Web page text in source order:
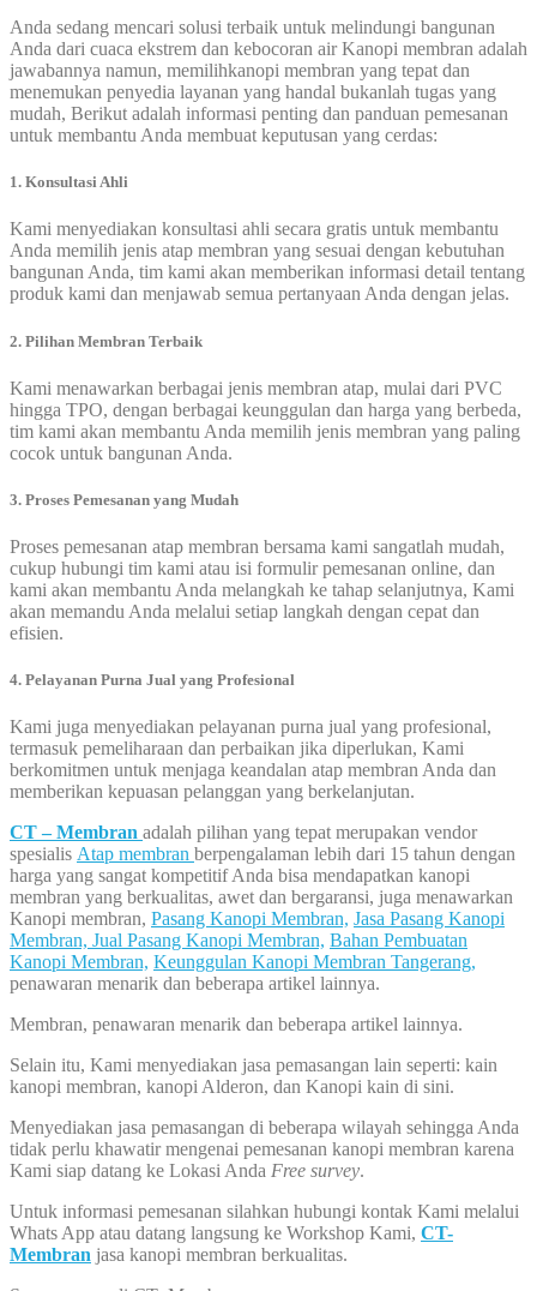
Anda sedang mencari solusi terbaik untuk melindungi bangunan
Anda dari cuaca ekstrem dan kebocoran air Kanopi membran adalah
jawabannya namun, memilihkanopi membran yang tepat dan
menemukan penyedia layanan yang handal bukanlah tugas yang
mudah, Berikut adalah informasi penting dan panduan pemesanan
untuk membantu Anda membuat keputusan yang cerdas:
1. Konsultasi Ahli
Kami menyediakan konsultasi ahli secara gratis untuk membantu
Anda memilih jenis atap membran yang sesuai dengan kebutuhan
bangunan Anda, tim kami akan memberikan informasi detail tentang
produk kami dan menjawab semua pertanyaan Anda dengan jelas.
2. Pilihan Membran Terbaik
Kami menawarkan berbagai jenis membran atap, mulai dari PVC
hingga TPO, dengan berbagai keunggulan dan harga yang berbeda,
tim kami akan membantu Anda memilih jenis membran yang paling
cocok untuk bangunan Anda.
3. Proses Pemesanan yang Mudah
Proses pemesanan atap membran bersama kami sangatlah mudah,
cukup hubungi tim kami atau isi formulir pemesanan online, dan
kami akan membantu Anda melangkah ke tahap selanjutnya, Kami
akan memandu Anda melalui setiap langkah dengan cepat dan
efisien.
4. Pelayanan Purna Jual yang Profesional
Kami juga menyediakan pelayanan purna jual yang profesional,
termasuk pemeliharaan dan perbaikan jika diperlukan, Kami
berkomitmen untuk menjaga keandalan atap membran Anda dan
memberikan kepuasan pelanggan yang berkelanjutan.
CT – Membran adalah pilihan yang tepat merupakan vendor
spesialis Atap membran berpengalaman lebih dari 15 tahun dengan
harga yang sangat kompetitif Anda bisa mendapatkan kanopi
membran yang berkualitas, awet dan bergaransi, juga menawarkan
Kanopi membran, Pasang Kanopi Membran, Jasa Pasang Kanopi
Membran, Jual Pasang Kanopi Membran, Bahan Pembuatan
Kanopi Membran, Keunggulan Kanopi Membran Tangerang,
penawaran menarik dan beberapa artikel lainnya.
Membran, penawaran menarik dan beberapa artikel lainnya.
Selain itu, Kami menyediakan jasa pemasangan lain seperti: kain
kanopi membran, kanopi Alderon, dan Kanopi kain di sini.
Menyediakan jasa pemasangan di beberapa wilayah sehingga Anda
tidak perlu khawatir mengenai pemesanan kanopi membran karena
Kami siap datang ke Lokasi Anda Free survey.
Untuk informasi pemesanan silahkan hubungi kontak Kami melalui
Whats App atau datang langsung ke Workshop Kami, CT-
Membran jasa kanopi membran berkualitas.